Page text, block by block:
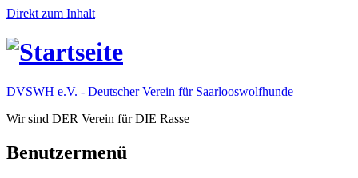
Direkt zum Inhalt
DVSWH e.V. - Deutscher Verein für Saarlooswolfhunde
Wir sind DER Verein für DIE Rasse
Benutzermenü